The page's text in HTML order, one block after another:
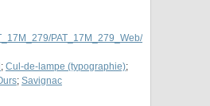
; Cul-de-lampe (typographie);
; Savignac